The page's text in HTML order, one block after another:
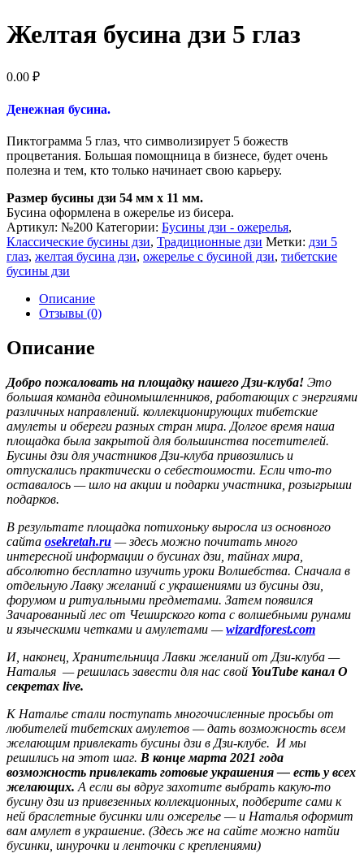
Желтая бусина дзи 5 глаз
0.00 ₽
Денежная бусина.
Пиктограмма 5 глаз, что символизирует 5 божеств
процветания. Большая помощница в бизнесе, будет очень
полезна и тем, кто только начинает свою карьеру.
Размер бусины дзи 54 мм x 11 мм.
Бусина оформлена в ожерелье из бисера.
Артикул: №200 Категории: Бусины дзи - ожерелья,
Классические бусины дзи, Традиционные дзи Метки: дзи 5
глаз, желтая бусина дзи, ожерелье с бусиной дзи, тибетские
бусины дзи
Описание
Отзывы (0)
Описание
Добро пожаловать на площадку нашего Дзи-клуба! Это
большая команда единомышленников, работающих с энергиями
различных направлений. коллекционирующих тибетские
амулеты и обереги разных стран мира. Долгое время наша
площадка была закрытой для большинства посетителей.
Бусины дзи для участников Дзи-клуба привозились и
отпускались практически о себестоимости. Если что-то
оставалось — шло на акции и подарки участника, розыгрыши
подарков.
В результате площадка потихоньку выросла из основного
сайта osekretah.ru — здесь можно почитать много
интересной информации о бусинах дзи, тайнах мира,
абсолютно бесплатно изучить уроки Волшебства. Сначала в
отдельную Лавку желаний с украшениями из бусины дзи,
форумом и ритуальными предметами. Затем появился
Зачарованный лес от Чеширского кота с волшебными рунами
и языческими четками и амулетами —wizardforest.com
И, наконец, Хранительница Лавки желаний от Дзи-клуба —
Наталья — решилась завести для нас свой YouTube канал О
секретах live.
К Наталье стали поступать многочисленные просьбы от
любителей тибетских амулетов — дать возможность всем
желающим привлекать бусины дзи в Дзи-клубе. И мы
решились на этот шаг. В конце марта 2021 года
возможность привлекать готовые украшения — есть у всех
желающих. А если вы вдруг захотите выбрать какую-то
бусину дзи из привезенных коллекционных, подберите сами к
ней браслетные бусинки или ожерелье — и Наталья оформит
вам амулет в украшение. (Здесь же на сайте можно натйи
бусинки, шнурочки и ленточки с креплениями)